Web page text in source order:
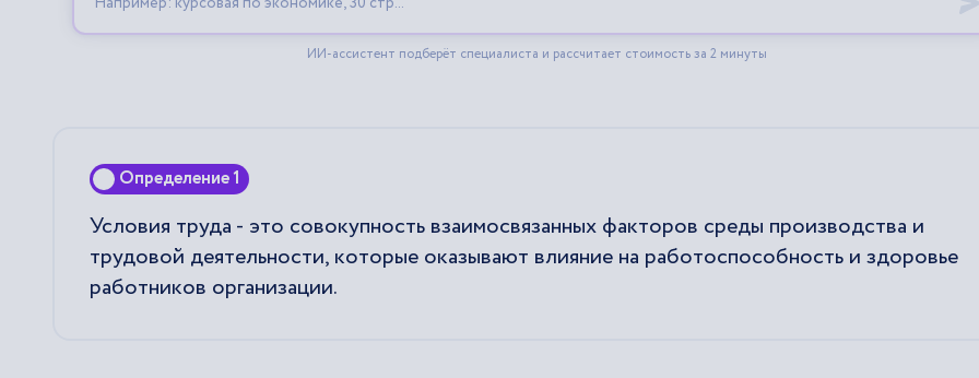
Определение 1
Условия труда - это совокупность взаимосвязанных факторов среды производства и
трудовой деятельности, которые оказывают влияние на работоспособность и здоровье
работников организации.